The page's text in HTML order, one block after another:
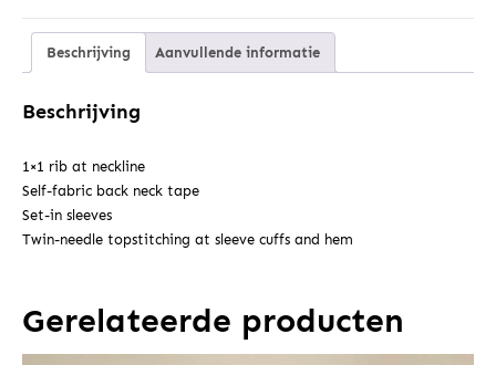
Beschrijving Aanvullende informatie
Beschrijving
1×1 rib at neckline
Self-fabric back neck tape
Set-in sleeves
Twin-needle topstitching at sleeve cuffs and hem
Gerelateerde producten